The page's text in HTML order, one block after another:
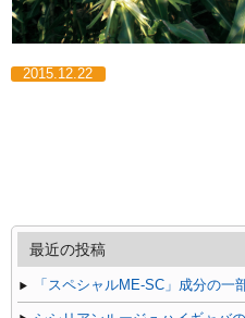
2015.12.22
最近の投稿
「スペシャルME-SC」成分の一